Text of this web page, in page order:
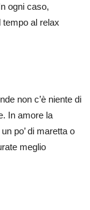
ogni caso,
tempo al relax
non c’è niente di
In amore la
po’ di maretta o
meglio